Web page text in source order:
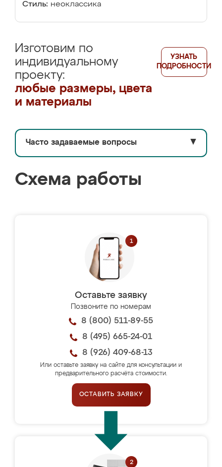
Стиль: неоклассика
Изготовим по
индивидуальному
проекту:
любые размеры, цвета
и материалы
УЗНАТЬ
ПОДРОБНОСТИ
Часто задаваемые вопросы ▼
Схема работы
Оставьте заявку
Позвоните по номерам
8 (800) 511-89-55
8 (495) 665-24-01
8 (926) 409-68-13
Или оставьте заявку на сайте для консультации и
предварительного расчёта стоимости.
ОСТАВИТЬ ЗАЯВКУ